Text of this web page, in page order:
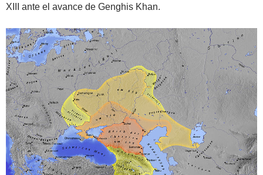
XIII ante el avance de Genghis Khan.